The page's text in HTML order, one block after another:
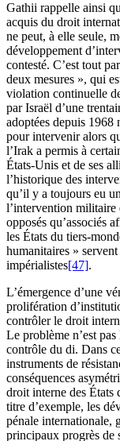
Gathii rappelle ainsi
acquis du droit
ne peut, à elle seule,
développement
contesté. C’est tout
deux mesures », qui
violation continuelle
par Israël d’une
adoptées depuis 1968
pour intervenir alors
l’Irak a permis à
États-Unis et de ses
l’historique des
qu’il y a toujours eu
l’intervention militaire
opposés qu’associés
les États du tiers-
humanitaires »
impérialistes[47].
L’émergence d’une
prolifération
contrôler le droit
Le problème n’est
contrôle du di. Dans
instruments de
conséquences
droit interne des États
titre d’exemple, les
pénale internationale,
principaux progrès de